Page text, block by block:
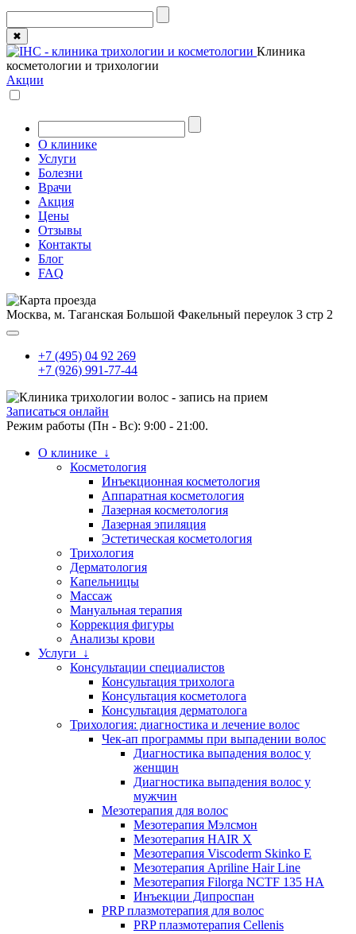
✖
Клиника
косметологии и трихологии
Акции
О клинике
Услуги
Болезни
Врачи
Акция
Цены
Отзывы
Контакты
Блог
FAQ
Москва, м. Таганская Большой Факельный переулок 3 стр 2
+7 (495) 04 92 269
+7 (926) 991-77-44
Записаться онлайн
Режим работы (Пн - Вс): 9:00 - 21:00.
О клинике ↓
Косметология
Инъекционная косметология
Аппаратная косметология
Лазерная косметология
Лазерная эпиляция
Эстетическая косметология
Трихология
Дерматология
Капельницы
Массаж
Мануальная терапия
Коррекция фигуры
Анализы крови
Услуги ↓
Консультации специалистов
Консультация трихолога
Консультация косметолога
Консультация дерматолога
Трихология: диагностика и лечение волос
Чек-ап программы при выпадении волос
Диагностика выпадения волос у
женщин
Диагностика выпадения волос у
мужчин
Мезотерапия для волос
Мезотерапия Мэлсмон
Мезотерапия HAIR X
Мезотерапия Viscoderm Skinko E
Мезотерапия Apriline Hair Line
Мезотерапия Filorga NCTF 135 HA
Инъекции Дипроспан
PRP плазмотерапия для волос
PRP плазмотерапия Cellenis